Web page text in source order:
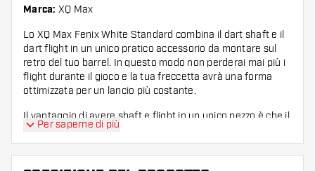
Marca: XQ Max
Lo XQ Max Fenix White Standard combina il dart shaft e il
dart flight in un unico pratico accessorio da montare sul
retro del tuo barrel. In questo modo non perderai mai più i
flight durante il gioco e la tua freccetta avrà una forma
ottimizzata per un lancio più costante.
Il vantaggio di avere shaft e flight in un unico pezzo è che il
flight mantiene sempre un angolo netto di 90 gradi.
Questo rimane sempre dritto rispetto alla freccetta e
forma un insieme più aerodinamico rispetto a un barrel
Per saperne di più